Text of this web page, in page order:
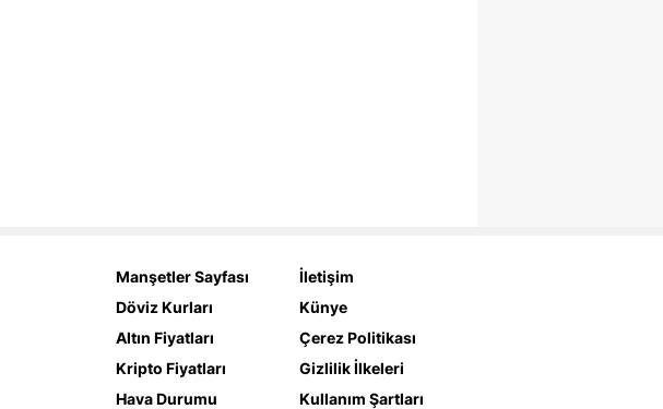
Manşetler Sayfası
Döviz Kurları
Altın Fiyatları
Kripto Fiyatları
Hava Durumu
İletişim
Künye
Çerez Politikası
Gizlilik İlkeleri
Kullanım Şartları